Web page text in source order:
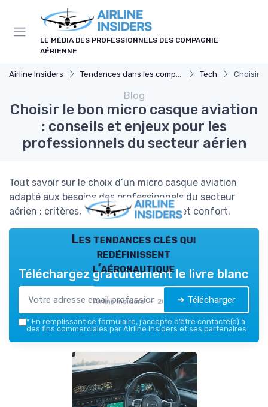
LE MÉDIA DES PROFESSIONNELS DES COMPAGNIE
AÉRIENNE
Airline Insiders Tendances dans les compagnies aériennes Tech Choisir
Blog
Choisir le bon micro casque aviation
: conseils et enjeux pour les
professionnels du secteur aérien
Tout savoir sur le choix d’un micro casque aviation
adapté aux besoins des professionnels du secteur
aérien : critères, innovations, sécurité et confort.
Les tendances clés qui
redéfinissent
l’aéronautique
Airline Insiders — 2026
Téléchargez gratuitement le livre blanc
➔ Télécharger
* En remplissant ce formulaire, j’accepte d’être contacté(e) à
des fins commerciales par Airline Insiders et ses partenaires.
Panneau de gestion des cookies